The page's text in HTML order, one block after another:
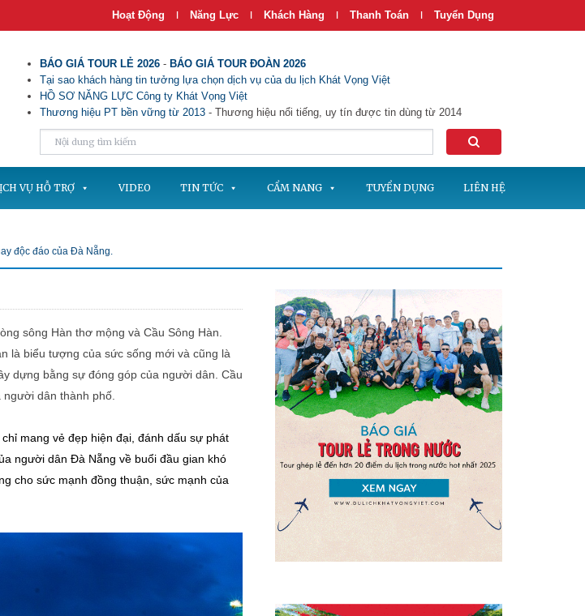
Hoạt Động | Năng Lực | Khách Hàng | Thanh Toán | Tuyển Dụng
BÁO GIÁ TOUR LẺ 2026 - BÁO GIÁ TOUR ĐOÀN 2026
Tại sao khách hàng tin tưởng lựa chọn dịch vụ của du lịch Khát Vọng Việt
HỒ SƠ NĂNG LỰC Công ty Khát Vọng Việt
Thương hiệu PT bền vững từ 2013 - Thương hiệu nổi tiếng, uy tín được tin dùng từ 2014
VỤ HỖ TRỢ VIDEO TIN TỨC CẨM NANG TUYỂN DỤNG LIÊN HỆ
độc đáo của Đà Nẵng.
sông Hàn thơ mộng và Cầu Sông Hàn.
là biểu tượng của sức sống mới và cũng là
dựng bằng sự đóng góp của người dân. Cầu
dân thành phố.
mang vẻ đẹp hiện đại, đánh dấu sự phát
người dân Đà Nẵng về buổi đầu gian khó
cho sức mạnh đồng thuận, sức mạnh của